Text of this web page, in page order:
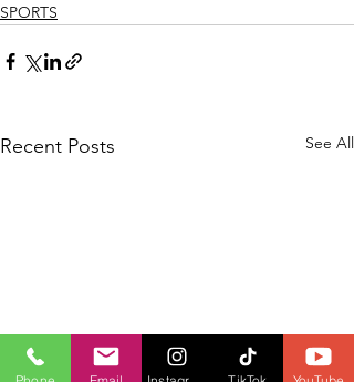
SPORTS
Recent Posts See All